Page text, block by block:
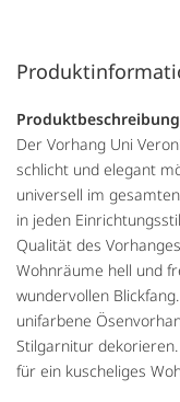
Produktbeschreibung
Der Vorhang Uni
schlicht und elegant
universell im
in jeden
Qualität des
Wohnräume hell und
wundervollen
unifarbene
Stilgarnitur
für ein kuscheliges